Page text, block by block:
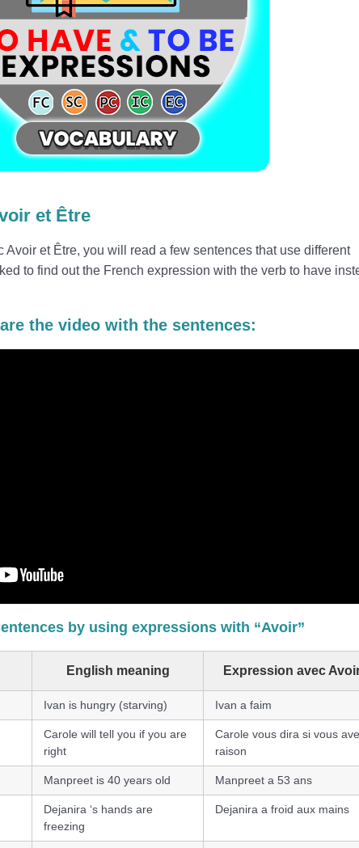
et Être
Avoir et Être, you will read a few sentences that use different
to find out the French expression with the verb to have
the video with the sentences:
by using expressions with “Avoir”
English meaning Expression avec
Ivan is hungry (starving) Ivan a faim
Carole will tell you if you are
right
Carole vous dira si vous
raison
Manpreet is 40 years old Manpreet a 53 ans
Dejanira ‘s hands are
freezing
Dejanira a froid aux mains